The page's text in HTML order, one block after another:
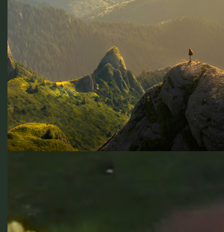
Plongez dans des expériences
culinaires authentiques :
dégustations d’huile d’olive et de
miel, visites de vignobles, spécialités
régionales, et bien plus encore.
Plongez dans des expériences culinaires
authentiques
Personnalisez votre voyage — que ce soit pour une
escapade romantique, une aventure en famille ou
une retraite en groupe, nous concevons chaque